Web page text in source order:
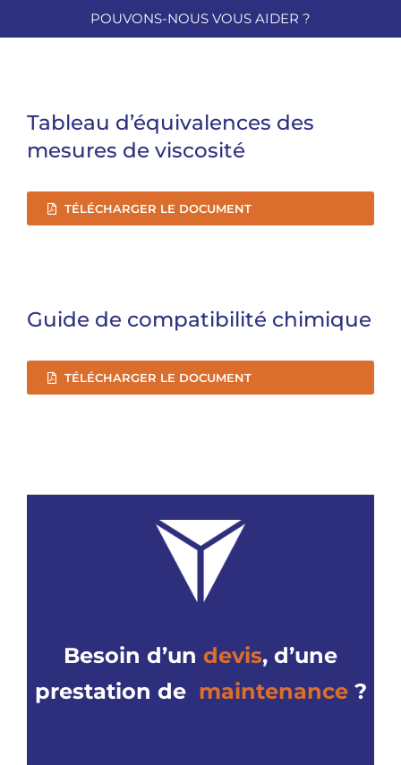
POUVONS-NOUS VOUS AIDER ?
Tableau d’équivalences des
mesures de viscosité
TÉLÉCHARGER LE DOCUMENT
Guide de compatibilité chimique
TÉLÉCHARGER LE DOCUMENT
Besoin d’un devis, d’une
prestation de maintenance?